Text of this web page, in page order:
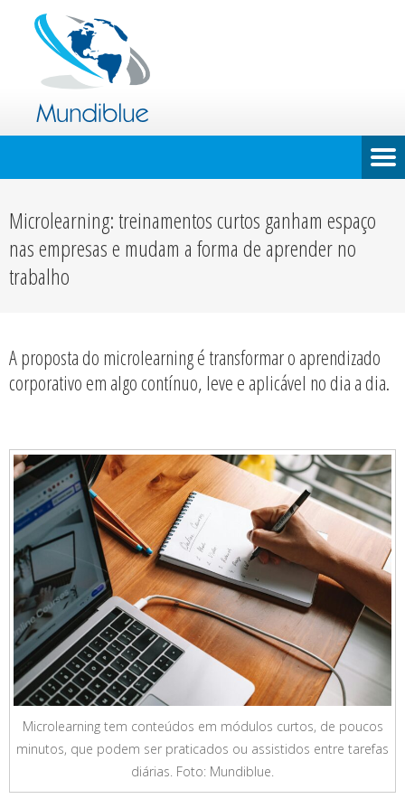
Microlearning: treinamentos curtos ganham espaço
nas empresas e mudam a forma de aprender no
trabalho
A proposta do microlearning é transformar o aprendizado
corporativo em algo contínuo, leve e aplicável no dia a dia.
Microlearning tem conteúdos em módulos curtos, de poucos
minutos, que podem ser praticados ou assistidos entre tarefas
diárias. Foto: Mundiblue.